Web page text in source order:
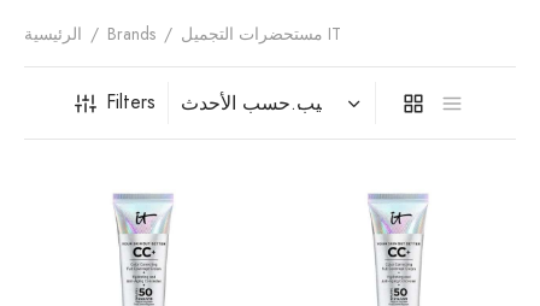
الرئيسية / Brands / مستحضرات التجميل IT
Filters